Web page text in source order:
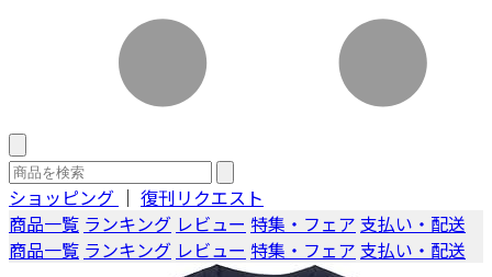
ショッピング ｜ 復刊リクエスト
商品一覧 ランキング レビュー 特集・フェア 支払い・配送
商品一覧 ランキング レビュー 特集・フェア 支払い・配送